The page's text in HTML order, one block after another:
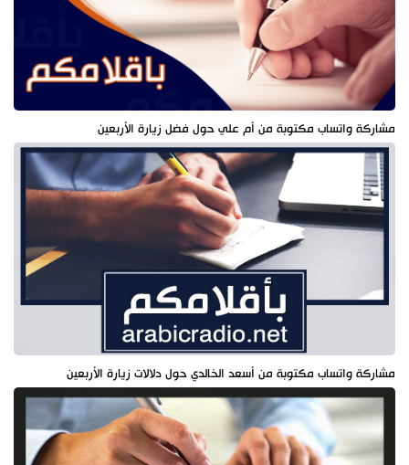
مشاركة واتساب مكتوبة من أم علي حول فضل زيارة الأربعين
مشاركة واتساب مكتوبة من أسعد الخالدي حول دلالات زيارة الأربعين